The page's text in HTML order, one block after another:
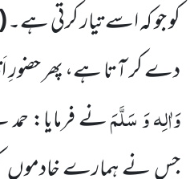
کو جو کہ اسے تیار کرتی ہے۔
دے کر آتا ہے، پھر
وَاٰلِہ وَ سَلَّمَنے فرمایا:
جس نے ہمارے خادموں